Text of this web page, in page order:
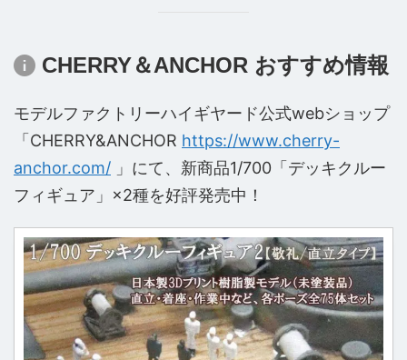
CHERRY＆ANCHOR おすすめ情報
モデルファクトリーハイギヤード公式webショップ
「CHERRY&ANCHOR https://www.cherry-
anchor.com/ 」にて、新商品1/700「デッキクルー
フィギュア」×2種を好評発売中！